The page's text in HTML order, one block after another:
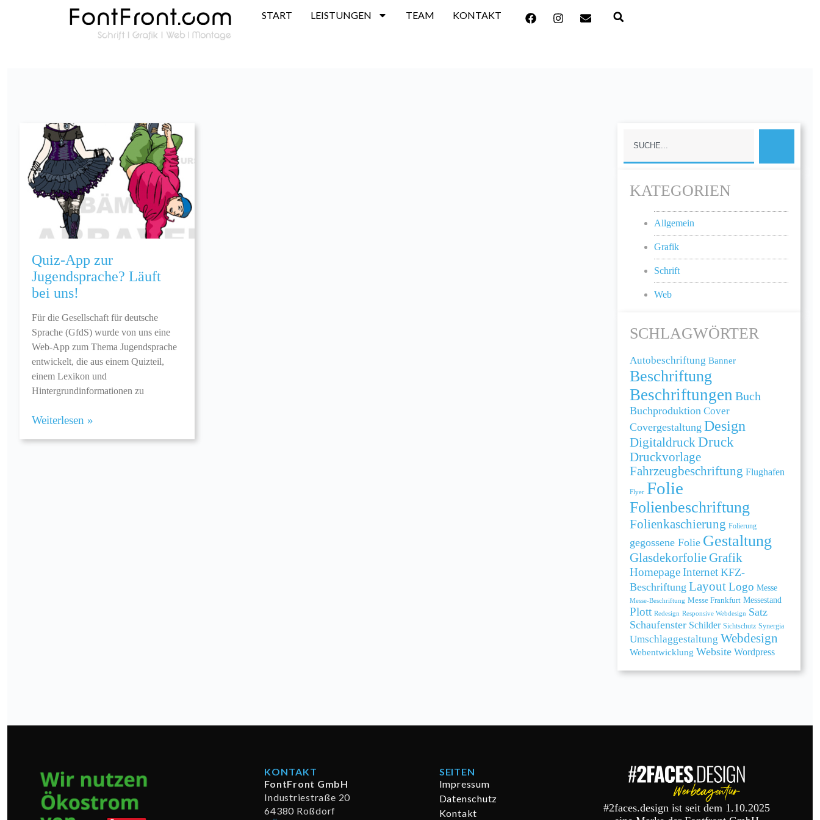
START LEISTUNGEN TEAM KONTAKT
Quiz-App zur
Jugendsprache? Läuft
bei uns!
Für die Gesellschaft für deutsche
Sprache (GfdS) wurde von uns eine
Web-App zum Thema Jugendsprache
entwickelt, die aus einem Quizteil,
einem Lexikon und
Hintergrundinformationen zu
Weiterlesen »
KATEGORIEN
Allgemein
Grafik
Schrift
Web
SCHLAGWÖRTER
Autobeschriftung Banner
Beschriftung
Beschriftungen Buch
Buchproduktion Cover
Covergestaltung Design
Digitaldruck Druck
Druckvorlage
Fahrzeugbeschriftung Flughafen
Flyer Folie
Folienbeschriftung
Folienkaschierung Folierung
gegossene Folie Gestaltung
Glasdekorfolie Grafik
HomepageInternet KFZ-
Beschriftung LayoutLogo Messe
Messe-Beschriftung Messe Frankfurt Messestand
Plott Redesign Responsive Webdesign Satz
Schaufenster Schilder Sichtschutz Synergia
Umschlaggestaltung Webdesign
Webentwicklung Website Wordpress
KONTAKT
FontFront GmbH
Industriestraße 20
64380 Roßdorf
SEITEN
Impressum
Datenschutz
Kontakt
#2faces.design ist seit dem 1.10.2025